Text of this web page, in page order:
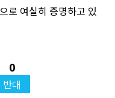
로 여실히 증명하고 있
0
반대